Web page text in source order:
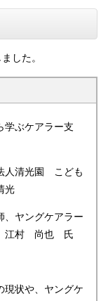
した。
学ぶケアラー支
人清光園 こども
光
ングケアラー
江村 尚也 氏
状や、ヤングケ